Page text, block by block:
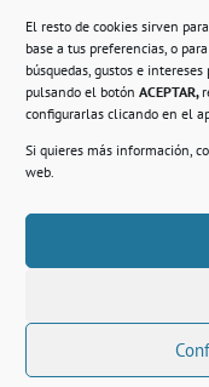
El resto de cookies sirven
base a tus preferencias, o
búsquedas, gustos e
pulsando el botón ACEPTAR,
configurarlas clicando en el
Si quieres más información,
web.
Política de
© 2021.